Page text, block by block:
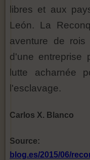
libres et aux
León. La
aventure de
d'une entreprise
lutte acharnée
l'esclavage.
Carlos X. Blanco
blog.es/2015/06/